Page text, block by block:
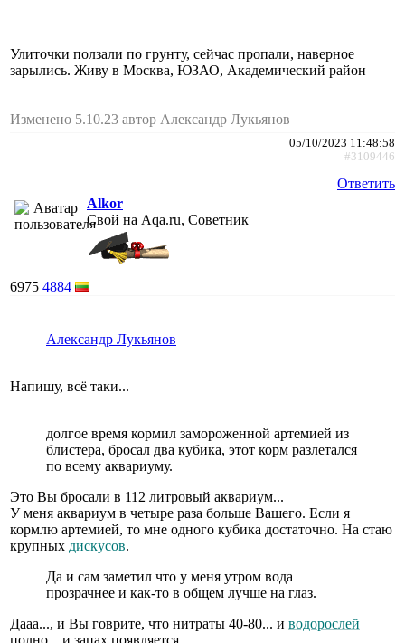
Улиточки ползали по грунту, сейчас пропали, наверное
зарылись. Живу в Москва, ЮЗАО, Академический район
Изменено 5.10.23 автор Александр Лукьянов
05/10/2023 11:48:58
#3109446
Ответить
Alkor
Свой на Aqa.ru, Советник
6975 4884
Александр Лукьянов
Напишу, всё таки...
долгое время кормил замороженной артемией из
блистера, бросал два кубика, этот корм разлетался
по всему аквариуму.
Это Вы бросали в 112 литровый аквариум...
У меня аквариум в четыре раза больше Вашего. Если я
кормлю артемией, то мне одного кубика достаточно. На стаю
крупных дискусов.
Да и сам заметил что у меня утром вода
прозрачнее и как-то в общем лучше на глаз.
Дааа..., и Вы говрите, что нитраты 40-80... и водорослей
полно... и запах появляется...